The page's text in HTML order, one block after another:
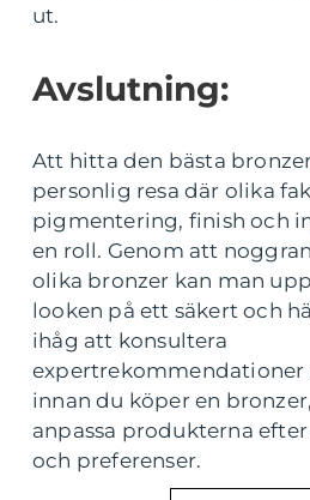
ut.
Avslutning:
Att hitta den bästa
personlig resa där olika
pigmentering, finish och
en roll. Genom att
olika bronzer kan man
looken på ett säkert och
ihåg att konsultera
expertrekommendationer
innan du köper en
anpassa produkterna
och preferenser.